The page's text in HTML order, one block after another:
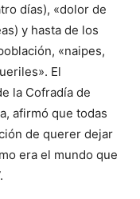
días), «dolor de
y hasta de los
«naipes,
El
la Cofradía de
afirmó que todas
de querer dejar
era el mundo que